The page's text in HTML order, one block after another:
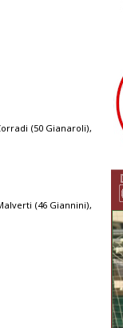
(50 Gianaroli),
(46 Giannini),